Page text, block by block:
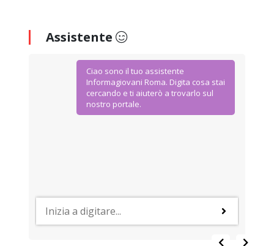
Assistente
Ciao sono il tuo assistente
Informagiovani Roma. Digita cosa stai
cercando e ti aiuterò a trovarlo sul
nostro portale.